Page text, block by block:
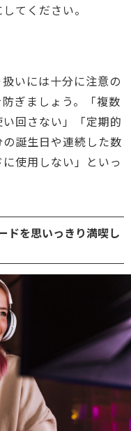
てください。
いには十分に注意の
ぎましょう。「複数
回さない」「定期的
誕生日や連続した数
使用しない」といっ
ドを思いっきり満喫し